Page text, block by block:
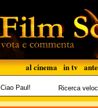
al cinema in tv
Ciao Paul! Ricerca